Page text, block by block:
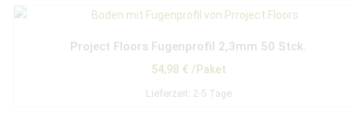
Project Floors Fugenprofil 2,3mm 50 Stck.
54,98 € /Paket
Lieferzeit: 2-5 Tage